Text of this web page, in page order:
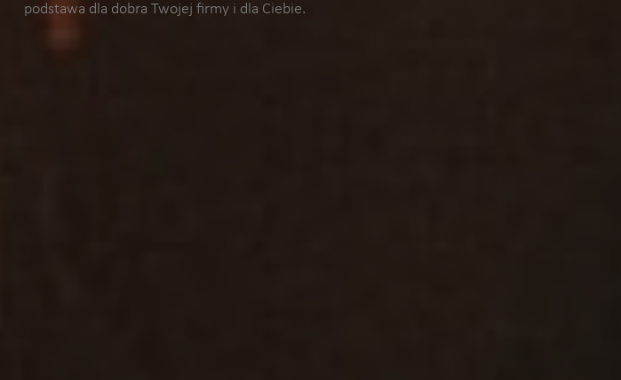
podstawa dla dobra Twojej firmy i dla Ciebie.